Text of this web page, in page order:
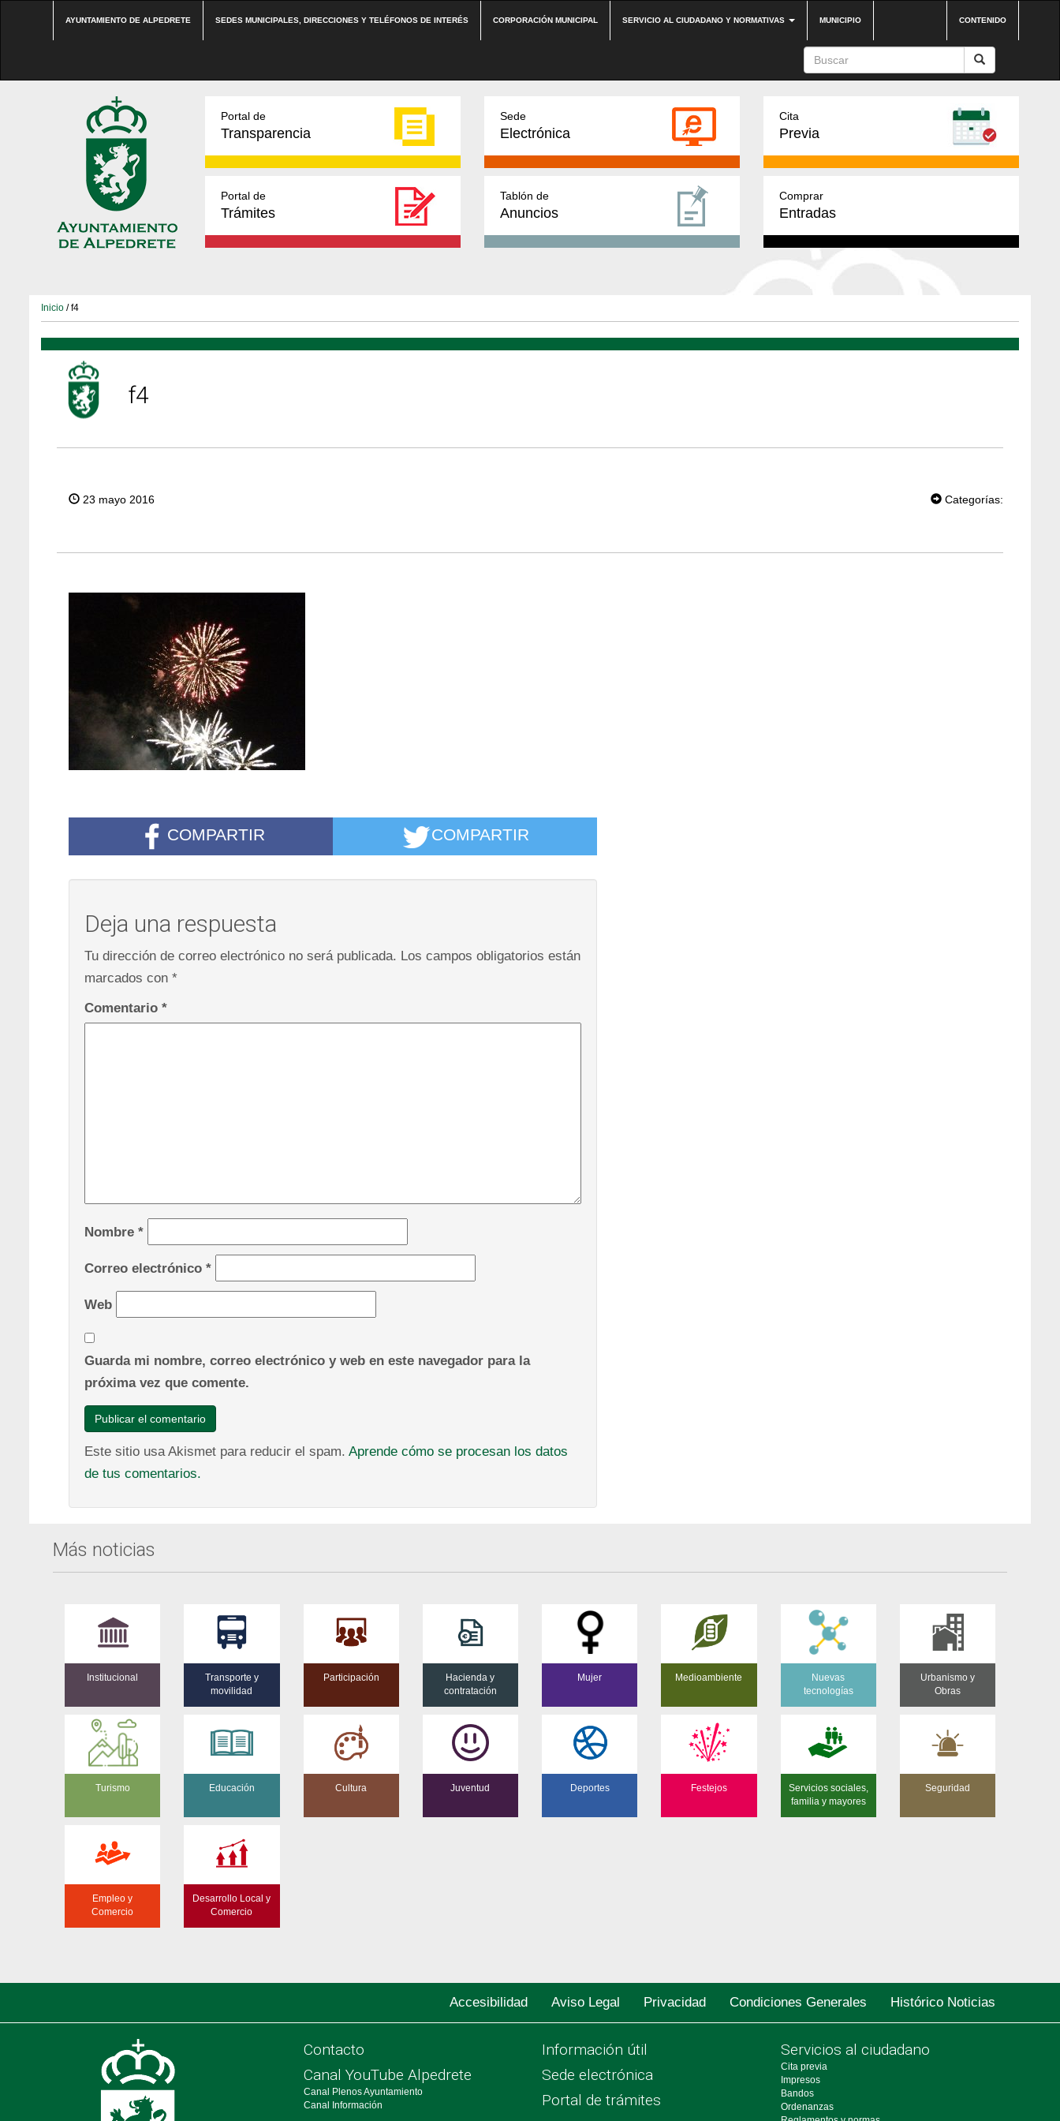
AYUNTAMIENTO DE ALPEDRETE SEDES MUNICIPALES, DIRECCIONES Y TELÉFONOS DE INTERÉS CORPORACIÓN MUNICIPAL SERVICIO AL CIUDADANO Y NORMATIVAS MUNICIPIO CONTENIDO
Portal de
Transparencia
Sede
Electrónica
Cita
Previa
Portal de
Trámites
Tablón de
Anuncios
Comprar
Entradas
Inicio / f4
f4
23 mayo 2016 Categorías:
COMPARTIR COMPARTIR
Deja una respuesta
Tu dirección de correo electrónico no será publicada. Los campos obligatorios están
marcados con *
Comentario *
Nombre *
Correo electrónico *
Web
Guarda mi nombre, correo electrónico y web en este navegador para la
próxima vez que comente.
Este sitio usa Akismet para reducir el spam. Aprende cómo se procesan los datos
de tus comentarios.
Más noticias
Institucional
Transporte y
movilidad
Participación
Hacienda y
contratación
Mujer Medioambiente
Nuevas
tecnologías
Urbanismo y
Obras
Turismo Educación Cultura Juventud Deportes Festejos
Servicios sociales,
familia y mayores
Seguridad
Empleo y
Comercio
Desarrollo Local y
Comercio
Accesibilidad Aviso Legal Privacidad Condiciones Generales Histórico Noticias
Contacto
Canal YouTube Alpedrete
Canal Plenos Ayuntamiento
Canal Información
Información útil
Sede electrónica
Portal de trámites
Servicios al ciudadano
Cita previa
Impresos
Bandos
Ordenanzas